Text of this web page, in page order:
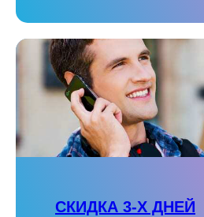
СКИДКА 3-Х ДНЕЙ